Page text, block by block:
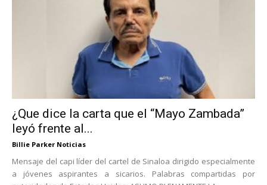
¿Que dice la carta que el “Mayo Zambada”
leyó frente al...
Billie Parker Noticias
Mensaje del capi líder del cartel de Sinaloa dirigido especialmente
a jóvenes aspirantes a sicarios. Palabras compartidas por